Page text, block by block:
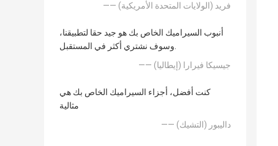
—— فريد (الولايات المتحدة الأمريكية)
أنبوب السيراميك الخاص بك هو جيد حقا لتطبيقنا،
وسوف نشتري أكثر في المستقبل.
—— جيسيكا فيرارا (إيطاليا)
كنت أفضل، أجزاء السيراميك الخاص بك هي
مثالية
—— داليبور (التشيك)